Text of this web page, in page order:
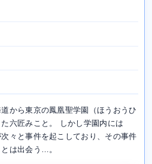
から東京の鳳凰聖学園（ほうおうひ
六匠みこと。 しかし学園内には
々と事件を起こしており、その事件
は出会う…。